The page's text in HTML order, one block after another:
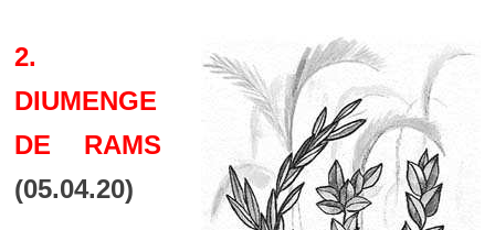
2.
DIUMENGE
DE RAMS
(05.04.20)